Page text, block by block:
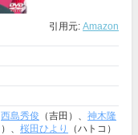
引用元: Amazon
西島秀俊 （吉田）、 神木隆
、 桜田ひより
（ハトコ）